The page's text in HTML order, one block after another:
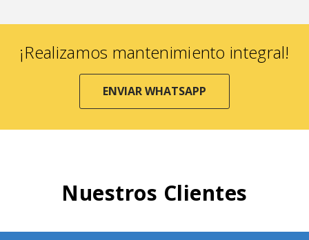
¡Realizamos mantenimiento integral!
ENVIAR WHATSAPP
Nuestros Clientes